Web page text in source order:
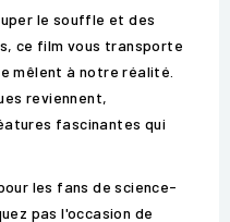
le souffle et des
ce film vous transporte
mêlent à notre réalité.
reviennent,
fascinantes qui
les fans de science-
pas l'occasion de